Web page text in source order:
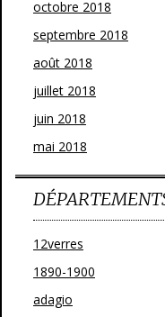
octobre 2018
septembre 2018
août 2018
juillet 2018
juin 2018
mai 2018
12verres
1890-1900
adagio